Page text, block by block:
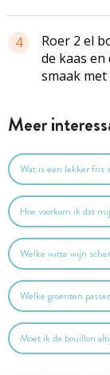
4
Roer 2 el
de kaas
smaak
Meer
Wat is een lekker fris
Hoe voorkom ik dat
Welke witte wijn
Welke groenten
Moet ik de bouillon